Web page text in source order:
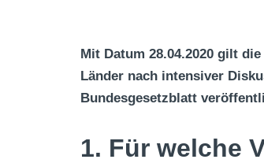
Mit Datum 28.04.2020 gilt
Länder nach intensiver
Bundesgesetzblatt
1. Für welche